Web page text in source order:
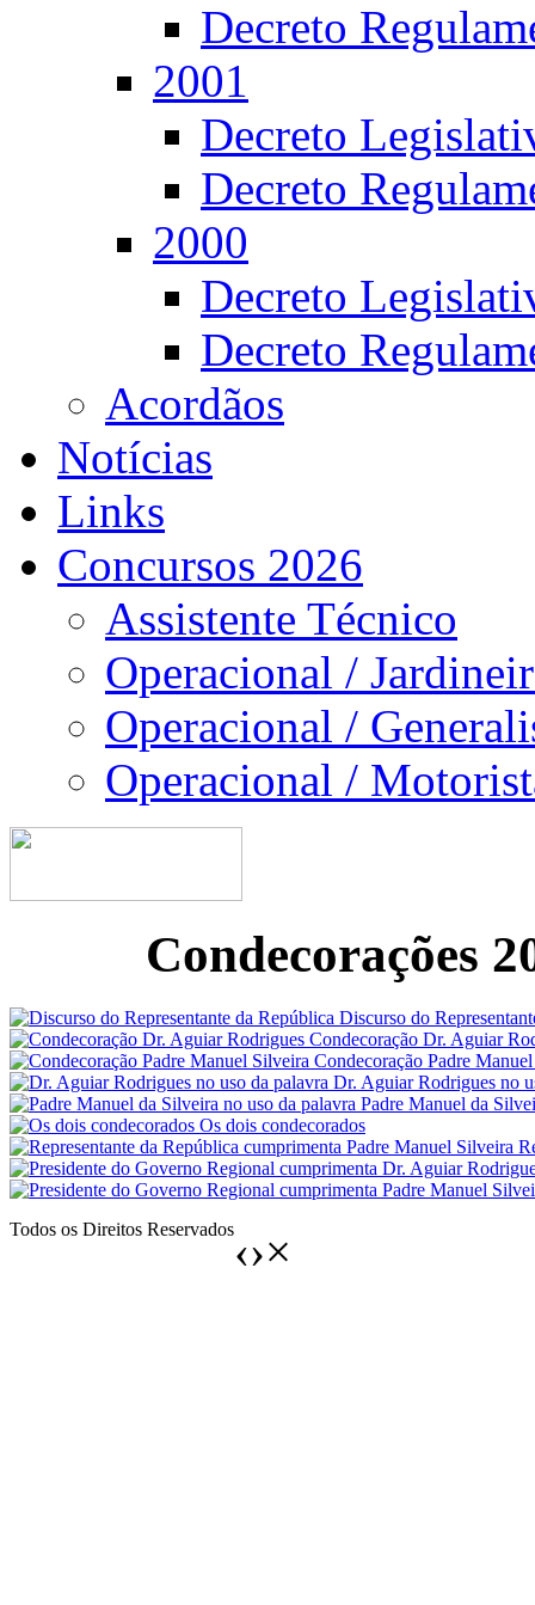
Decreto
2001
Decreto
Decreto
2000
Decreto
Decreto
Acordãos
Notícias
Links
Concursos 2026
Assistente Técnico
Operacional /
Operacional /
Operacional /
Condecorações
Discurso do
Condecoração Dr. Aguiar
Condecoração Padre
Dr. Aguiar Rodrigues no
Padre Manuel da
Os dois condecorados
Todos os Direitos Reservados‹›×